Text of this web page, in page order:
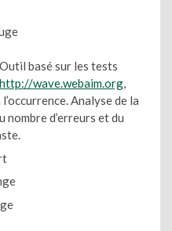
basé sur les tests
http://wave.webaim.org,
Analyse de la
nombre d’erreurs et du